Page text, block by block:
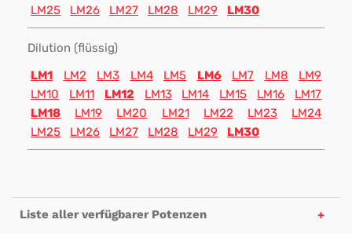
LM25 LM26 LM27 LM28 LM29 LM30
Dilution (flüssig)
LM1
LM2 LM3 LM4 LM5 LM6 LM7 LM8
LM9
LM10
LM11 LM12 LM13 LM14 LM15 LM16
LM17
LM18
LM19 LM20 LM21 LM22 LM23
LM24
LM25
LM26 LM27 LM28 LM29 LM30
Liste aller verfügbarer Potenzen